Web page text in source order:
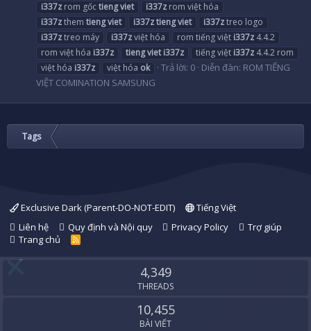
i337z rom gốctiengviet i337z rom việt hóa
i337zthem tiengviet i337ztiengviet i337ztreo logo
i337ztreo máy i337zviệt hóa rom tiếng việt i337z 4.4.2
rom việt hóa i337z tiengviet i337z tiếng việt i337z 4.4.2 rom
việt hóa i337z việt hóa ok Trả lời: 0 Diễn đàn: ROM TIẾNG
VIỆT COMINATION SAMSUNG
Tags
Exclusive Dark (Parent-DO-NOT-EDIT)
Tiếng Việt
Liên hệ
Quy định và Nội quy Privacy Policy
Trợ giúp
Trang chủ
R
S
4,349
THREADS
10,455
BÀI VIẾT